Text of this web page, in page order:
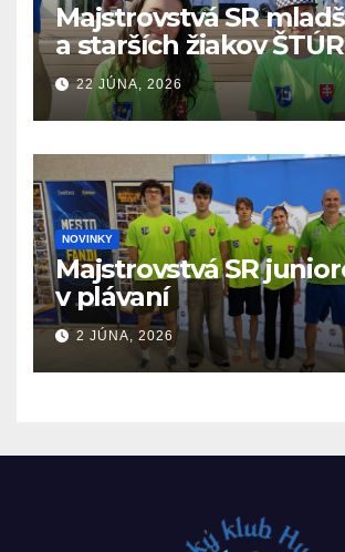
Majstrovstvá SR
a starších žiakov
19.6. – 21.6.2026
22 JÚNA, 2026
NOVINKY
Majstrovstvá SR
v plávaní
2 JÚNA, 2026